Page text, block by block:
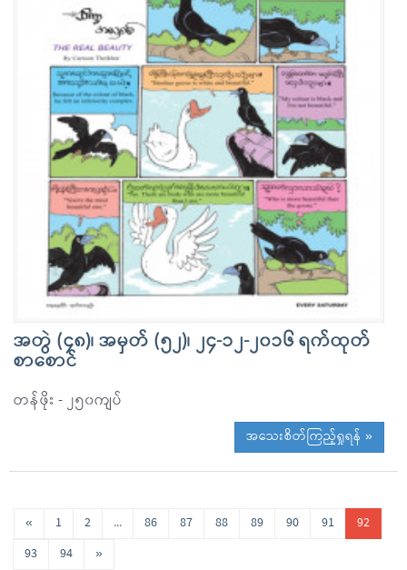
အတွဲ (၄၈)၊ အမှတ် (၅၂)၊ ၂၄-၁၂-၂၀၁၆ ရက်ထုတ်
စာစောင်
တန်ဖိုး - ၂၅၀ကျပ်
အသေးစိတ်ကြည့်ရှုရန် »
« 1 2 ... 86 87 88 89 90 91
92
93
94 »